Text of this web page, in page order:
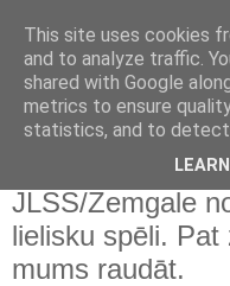
JLSS/Zemgale
lielisku spēli.
mums raudāt.
This site uses cookies
and to analyze traffic.
shared with Google
metrics to ensure
statistics, and to detect